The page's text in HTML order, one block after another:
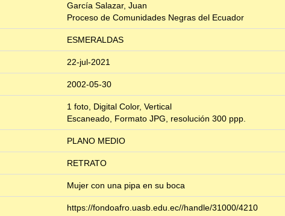
García Salazar, Juan
Proceso de Comunidades Negras del Ecuador
ESMERALDAS
22-jul-2021
2002-05-30
1 foto, Digital Color, Vertical
Escaneado, Formato JPG, resolución 300 ppp.
PLANO MEDIO
RETRATO
Mujer con una pipa en su boca
https://fondoafro.uasb.edu.ec//handle/31000/4210